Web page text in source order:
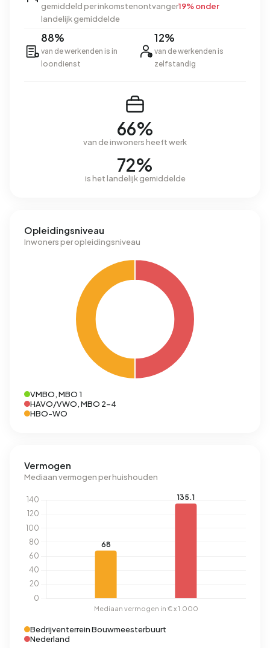
gemiddeld per inkomstenontvanger19% onder
landelijk gemiddelde
88%
van de werkenden is in
loondienst
12%
van de werkenden is
zelfstandig
66%
van de inwoners heeft werk
72%
is het landelijk gemiddelde
Opleidingsniveau
Inwoners per opleidingsniveau
VMBO, MBO 1
HAVO/VWO, MBO 2-4
HBO-WO
Vermogen
Mediaan vermogen per huishouden
Bedrijventerrein Bouwmeesterbuurt
Nederland